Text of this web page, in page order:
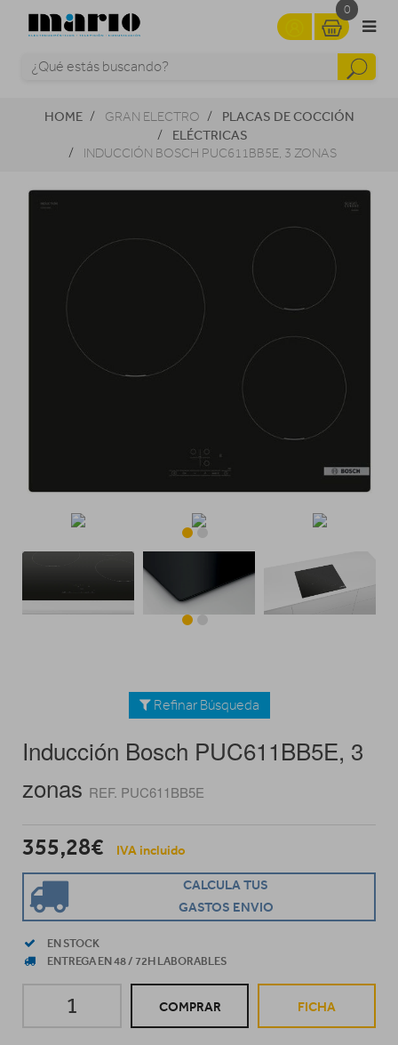
0
HOME GRAN ELECTRO
PLACAS DE COCCIÓN
ELÉCTRICAS
INDUCCIÓN BOSCH PUC611BB5E, 3 ZONAS
Refinar Búsqueda
Inducción Bosch PUC611BB5E, 3
zonas REF. PUC611BB5E
355,28€ IVA incluido
CALCULA TUS
GASTOS ENVIO
EN STOCK
ENTREGA EN 48 / 72H LABORABLES
COMPRAR FICHA